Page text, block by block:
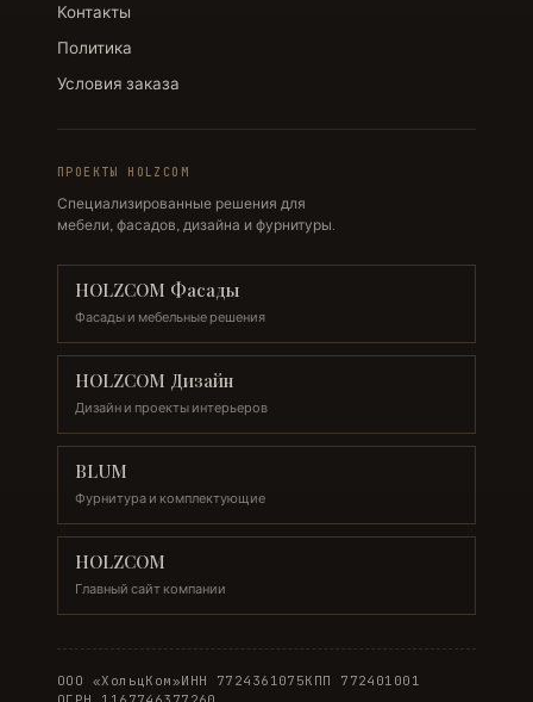
Контакты
Политика
Условия заказа
ПРОЕКТЫ HOLZCOM
Специализированные решения для
мебели, фасадов, дизайна и фурнитуры.
HOLZCOM Фасады
Фасады и мебельные решения
HOLZCOM Дизайн
Дизайн и проекты интерьеров
BLUM
Фурнитура и комплектующие
HOLZCOM
Главный сайт компании
ООО «ХольцКом»ИНН 7724361075КПП 772401001